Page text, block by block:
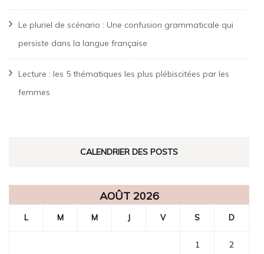
Le pluriel de scénario : Une confusion grammaticale qui
persiste dans la langue française
Lecture : les 5 thématiques les plus plébiscitées par les
femmes
CALENDRIER DES POSTS
AOÛT 2026
L M M J V S D
1 2